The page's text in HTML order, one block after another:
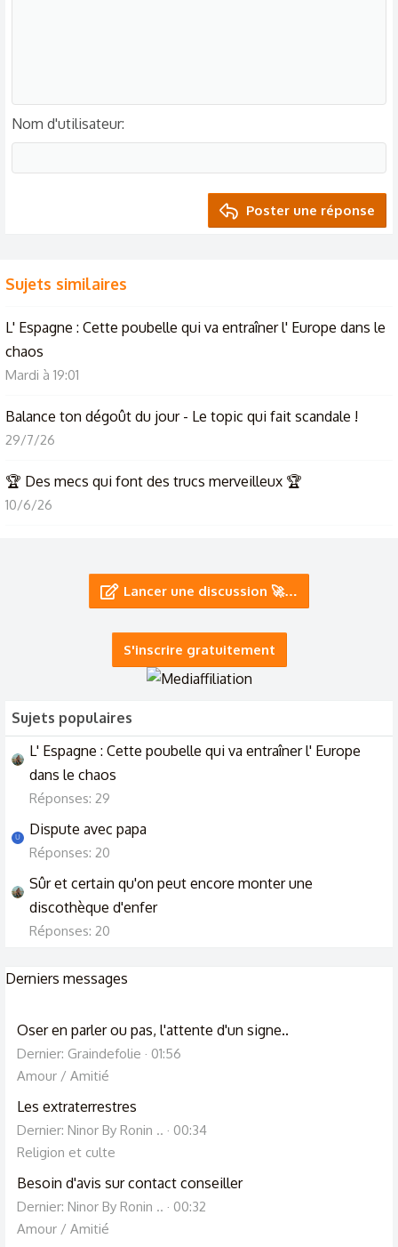
Nom d'utilisateur
Poster une réponse
Sujets similaires
L' Espagne : Cette poubelle qui va entraîner l' Europe dans le
chaos
Mardi à 19:01
Balance ton dégoût du jour - Le topic qui fait scandale !
29/7/26
🏆 Des mecs qui font des trucs merveilleux 🏆
10/6/26
Ceux qui regardent un dîner presque parfait, cette candidate
Lancer une discussion 🚀…
S'inscrire gratuitement
Sujets populaires
L' Espagne : Cette poubelle qui va entraîner l' Europe
dans le chaos
Réponses: 29
U Dispute avec papa
Réponses: 20
Sûr et certain qu'on peut encore monter une
discothèque d'enfer
Réponses: 20
Derniers messages
Oser en parler ou pas, l'attente d'un signe..
Dernier: Graindefolie
01:56
Amour / Amitié
Les extraterrestres
Dernier: Ninor By Ronin ..
00:34
Religion et culte
Besoin d'avis sur contact conseiller
Dernier: Ninor By Ronin ..
00:32
Amour / Amitié